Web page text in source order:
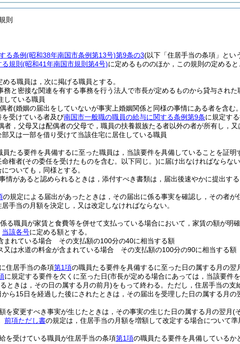
則
る条例(昭和38年南国市条例第13号)第9条の3(以下「住居手当の条項」とい
規則 (昭和41年南国市規則第4号)に定めるもののほか，この規則の定めると
める職員は，次に掲げる職員とする。
務と密接な関連を有する事務を行う法人で市長が定めるものから貸与され
している職員
者(婚姻の届出をしていないが事実上婚姻関係と同様の事情にある者を含む
受けている者及び南国市一般職の職員の給与に関する条例第9条に規定す
者，父母又は配偶者の父母で，職員の扶養親族たる者以外の者が所有し，
又は一部を借り受けて当該住宅に居住している職員
員たる要件を具備するに至った職員は，当該要件を具備していることを証明
命権者(その委任を受けたものを含む。以下同じ。)に届け出なければならない
ついても，同様とする。
情があると認められるときは，添付すべき書類は，届出後速やかに提出す
の規定による届出があったときは，その届出に係る事実を確認し，その者が
手当の月額を決定し，又は改定しなければならない。
る職員が家賃と食費等を併せて支払っている場合において，家賃の額が明
当該各号に定める額とする。
まれている場合 その支払額の100分の40に相当する額
又は水道の料金が含まれている場合 その支払額の100分の90に相当する額
住居手当の条項第1項の職員たる要件を具備するに至った日の属する月の翌
に規定する要件を欠くに至った日(市長が定める場合にあっては，当該要件
ときは，その日の属する月の前月)をもって終わる。 ただし，住居手当の支
ら15日を経過した後にされたときは，その届出を受理した日の属する月の
を変更すべき事実が生じたときは，その事実の生じた日の属する月の翌月(
前項ただし書の規定は，住居手当の月額を増額して改定する場合について準
を受けている職員が住居手当の条項第1項の職員たる要件を具備している